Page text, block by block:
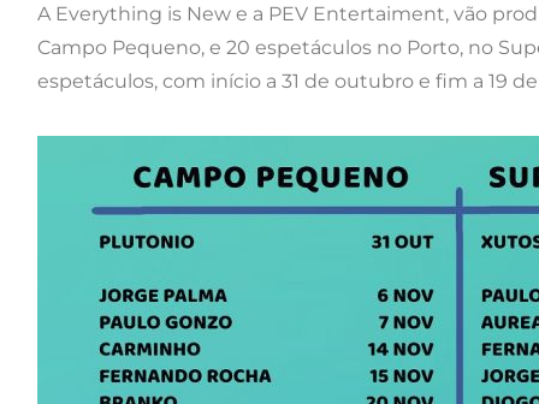
A Everything is New e a PEV Entertaiment, vão
Campo Pequeno, e 20 espetáculos no Porto, no
espetáculos, com início a 31 de outubro e fim a 19